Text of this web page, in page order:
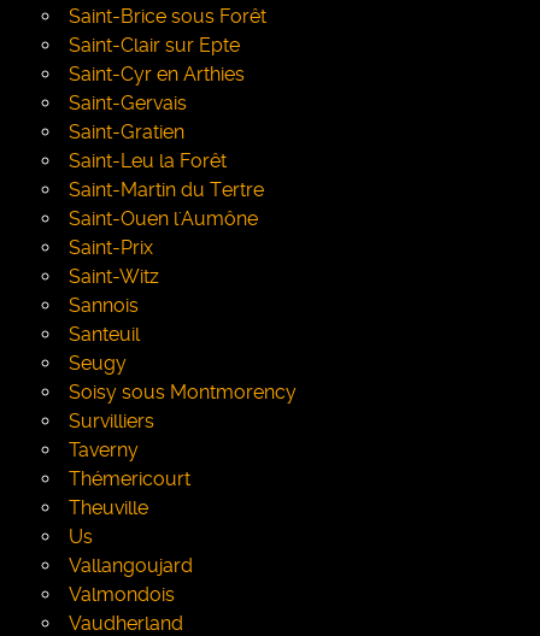
Saint-Brice sous Forêt
Saint-Clair sur Epte
Saint-Cyr en Arthies
Saint-Gervais
Saint-Gratien
Saint-Leu la Forêt
Saint-Martin du Tertre
Saint-Ouen l'Aumône
Saint-Prix
Saint-Witz
Sannois
Santeuil
Seugy
Soisy sous Montmorency
Survilliers
Taverny
Thémericourt
Theuville
Us
Vallangoujard
Valmondois
Vaudherland